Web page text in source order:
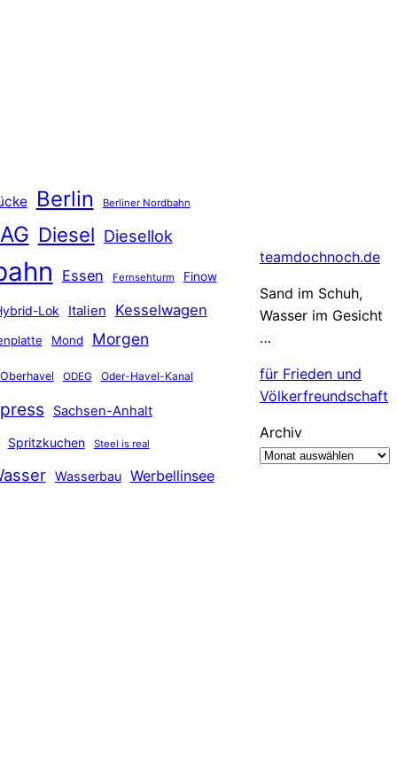
Berlin Berliner Nordbahn
Diesel Diesellok
Essen Fernsehturm Finow
Lok Italien Kesselwagen
Mond Morgen
Oberhavel ODEG Oder-Havel-Kanal
Sachsen-Anhalt
Spritzkuchen Steel is real
Wasserbau Werbellinsee
teamdochnoch.de
Sand im Schuh,
Wasser im Gesicht
…
für Frieden und
Völkerfreundschaft
Archiv